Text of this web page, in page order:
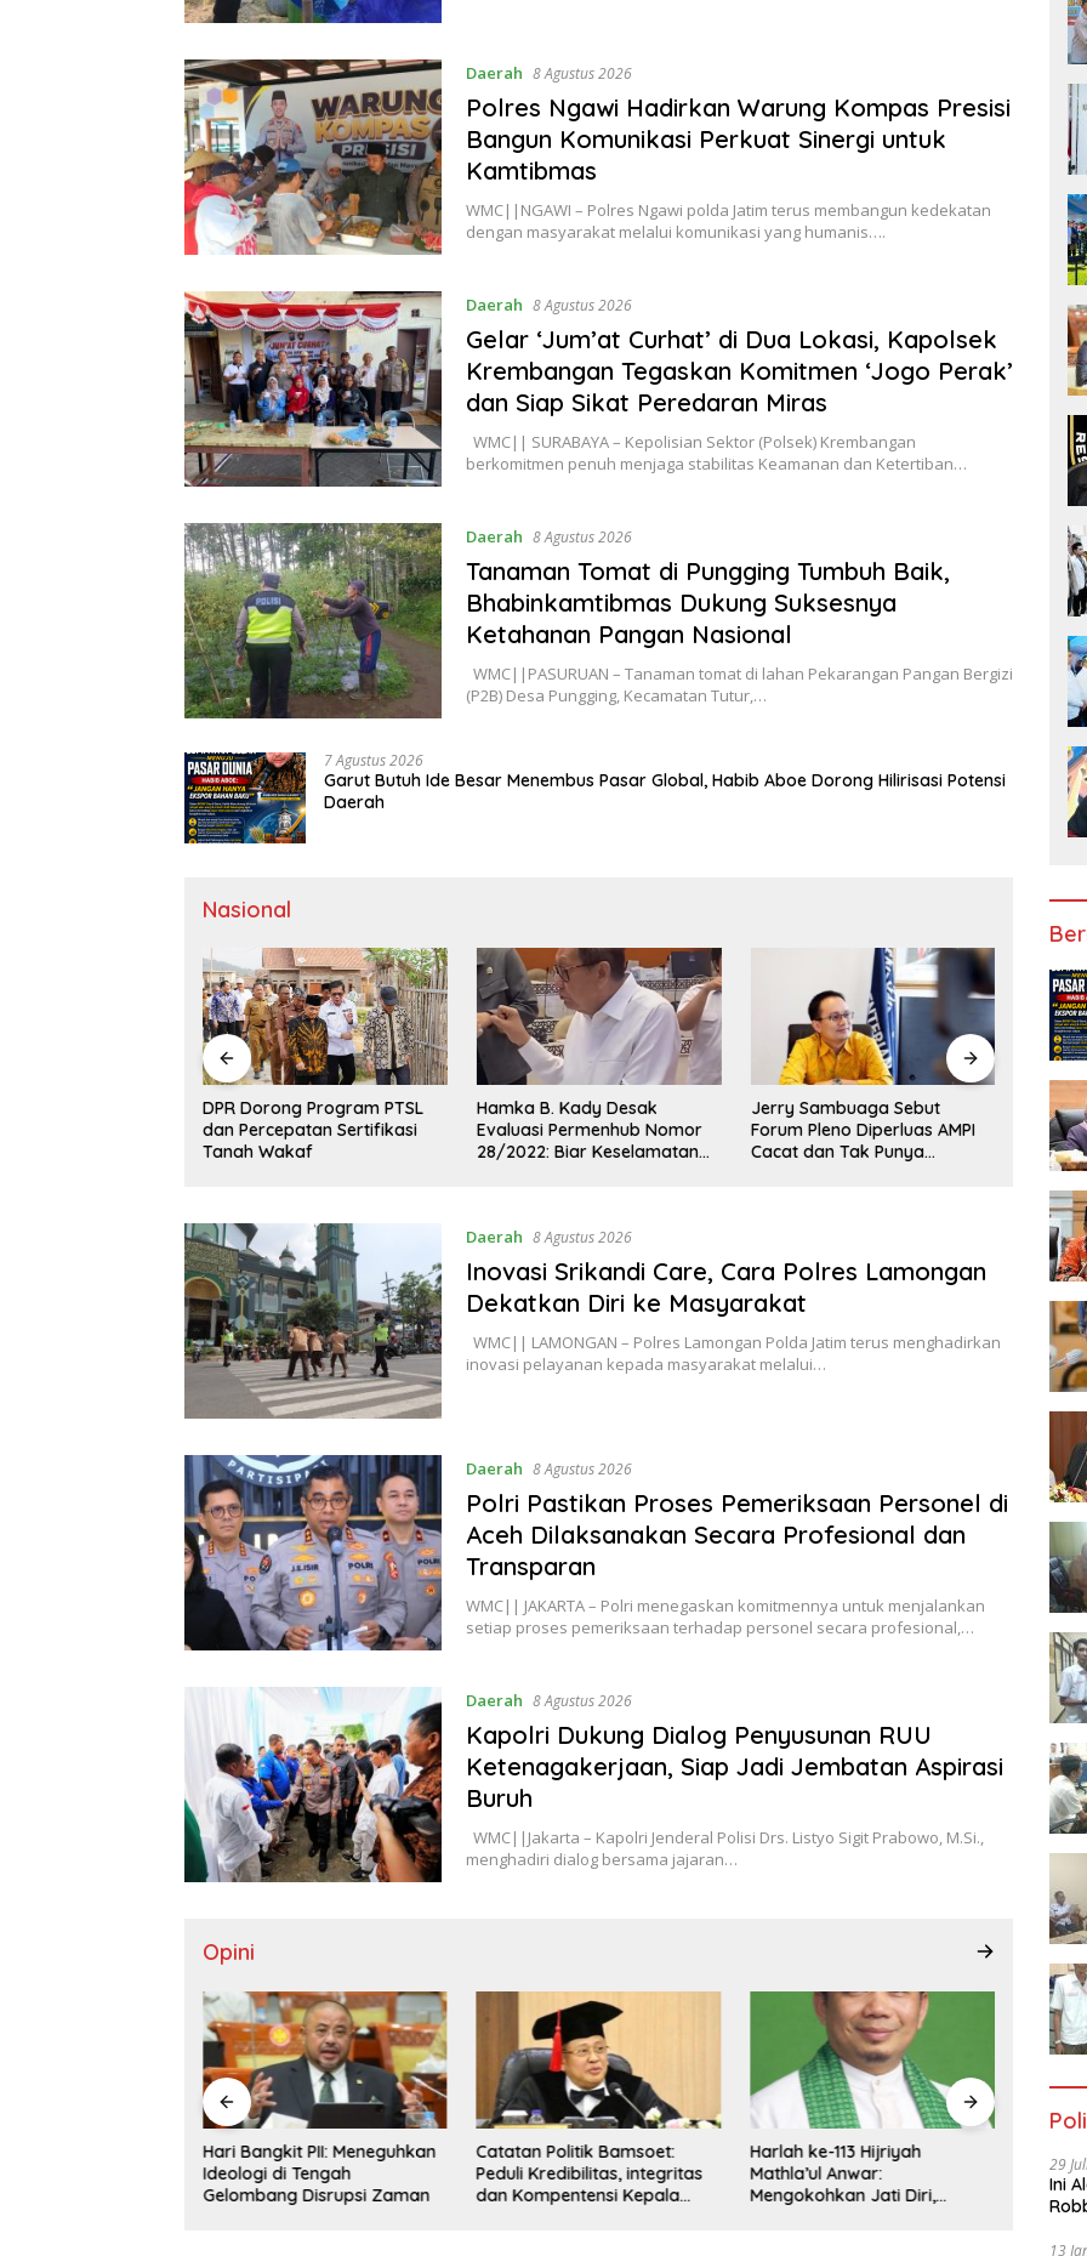
Daerah 8 Agustus 2026
Polres Ngawi Hadirkan Warung Kompas Presisi
Bangun Komunikasi Perkuat Sinergi untuk
Kamtibmas
WMC||NGAWI – Polres Ngawi polda Jatim terus membangun kedekatan
dengan masyarakat melalui komunikasi yang humanis….
Daerah 8 Agustus 2026
Gelar ‘Jum’at Curhat’ di Dua Lokasi, Kapolsek
Krembangan Tegaskan Komitmen ‘Jogo Perak’
dan Siap Sikat Peredaran Miras
WMC|| SURABAYA – Kepolisian Sektor (Polsek) Krembangan
berkomitmen penuh menjaga stabilitas Keamanan dan Ketertiban…
Daerah 8 Agustus 2026
Tanaman Tomat di Pungging Tumbuh Baik,
Bhabinkamtibmas Dukung Suksesnya
Ketahanan Pangan Nasional
WMC||PASURUAN – Tanaman tomat di lahan Pekarangan Pangan Bergizi
(P2B) Desa Pungging, Kecamatan Tutur,…
7 Agustus 2026
Garut Butuh Ide Besar Menembus Pasar Global, Habib Aboe Dorong Hilirisasi Potensi
Daerah
Nasional
DPR Dorong Program PTSL
dan Percepatan Sertifikasi
Tanah Wakaf
Hamka B. Kady Desak
Evaluasi Permenhub Nomor
28/2022: Biar Keselamatan
Jerry Sambuaga Sebut
Forum Pleno Diperluas AMPI
Cacat dan Tak Punya
Hadiri
Maju
Daerah 8 Agustus 2026
Inovasi Srikandi Care, Cara Polres Lamongan
Dekatkan Diri ke Masyarakat
WMC|| LAMONGAN – Polres Lamongan Polda Jatim terus menghadirkan
inovasi pelayanan kepada masyarakat melalui…
Daerah 8 Agustus 2026
Polri Pastikan Proses Pemeriksaan Personel di
Aceh Dilaksanakan Secara Profesional dan
Transparan
WMC|| JAKARTA – Polri menegaskan komitmennya untuk menjalankan
setiap proses pemeriksaan terhadap personel secara profesional,…
Daerah 8 Agustus 2026
Kapolri Dukung Dialog Penyusunan RUU
Ketenagakerjaan, Siap Jadi Jembatan Aspirasi
Buruh
WMC||Jakarta – Kapolri Jenderal Polisi Drs. Listyo Sigit Prabowo, M.Si.,
menghadiri dialog bersama jajaran…
Opini
Hari Bangkit PII: Meneguhkan
Ideologi di Tengah
Gelombang Disrupsi Zaman
Catatan Politik Bamsoet:
Peduli Kredibilitas, integritas
dan Kompentensi Kepala
Harlah ke-113 Hijriyah
Mathla’ul Anwar:
Mengokohkan Jati Diri,
Tidak
29
Ini
13